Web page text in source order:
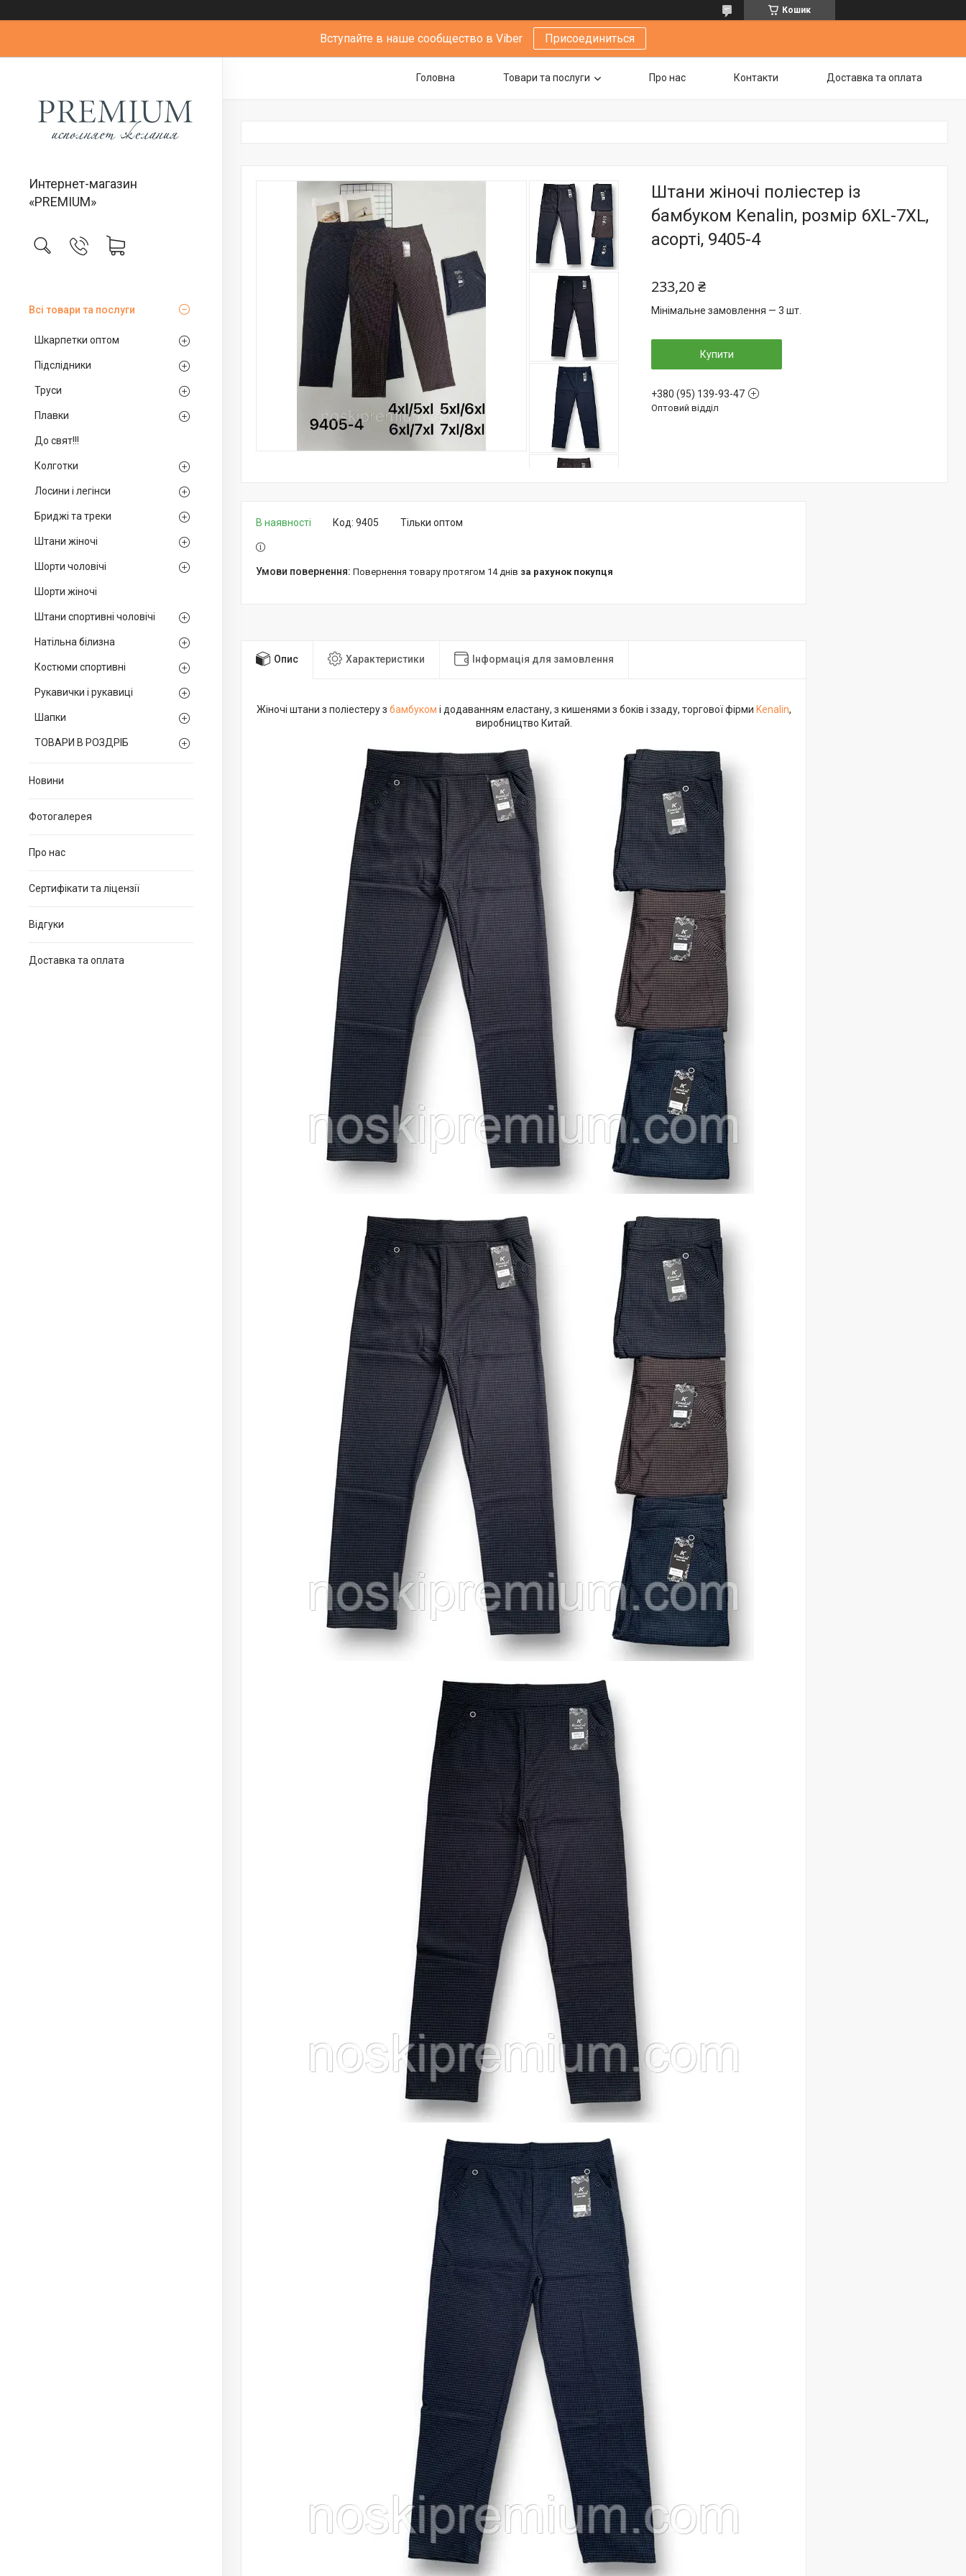
Кошик
Вступайте в наше сообщество в Viber Присоединиться
Интернет-магазин
«PREMIUM»
Всі товари та послуги
Шкарпетки оптом
Підслідники
Труси
Плавки
До свят!!!
Колготки
Лосини і легінси
Бриджі та треки
Штани жіночі
Шорти чоловічі
Шорти жіночі
Штани спортивні чоловічі
Натільна білизна
Костюми спортивні
Рукавички і рукавиці
Шапки
ТОВАРИ В РОЗДРІБ
Новини
Фотогалерея
Про нас
Сертифікати та ліцензії
Відгуки
Доставка та оплата
Головна Товари та послуги Про нас Контакти Доставка та оплата
Штани жіночі поліестер із
бамбуком Kenalin, розмір 6XL-7XL,
асорті, 9405-4
233,20 ₴
Мінімальне замовлення — 3 шт.
Купити
+380 (95) 139-93-47
Оптовий відділ
В наявності Тільки оптом
Код: 9405
повернення товару протягом 14 днів за рахунок покупця
Опис Характеристики Інформація для замовлення
Жіночі штани з поліестеру з бамбуком і додаванням еластану, з кишенями з боків і ззаду, торгової фірми Kenalin,
виробництво Китай.